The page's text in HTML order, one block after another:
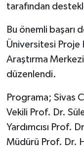
tarafından
Bu önemli başarı
Üniversitesi Proje
Araştırma
düzenlendi.
Programa; Sivas
Vekili Prof. Dr.
Yardımcısı Prof.
Müdürü Prof. Dr.